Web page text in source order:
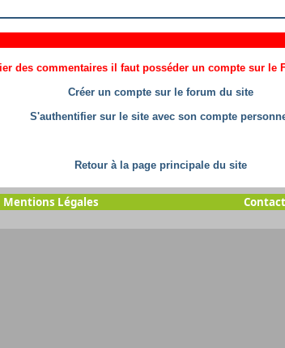
des commentaires il faut posséder un compte sur le
Créer un compte sur le forum du site
S'authentifier sur le site avec son compte
Retour à la page principale du site
Mentions Légales